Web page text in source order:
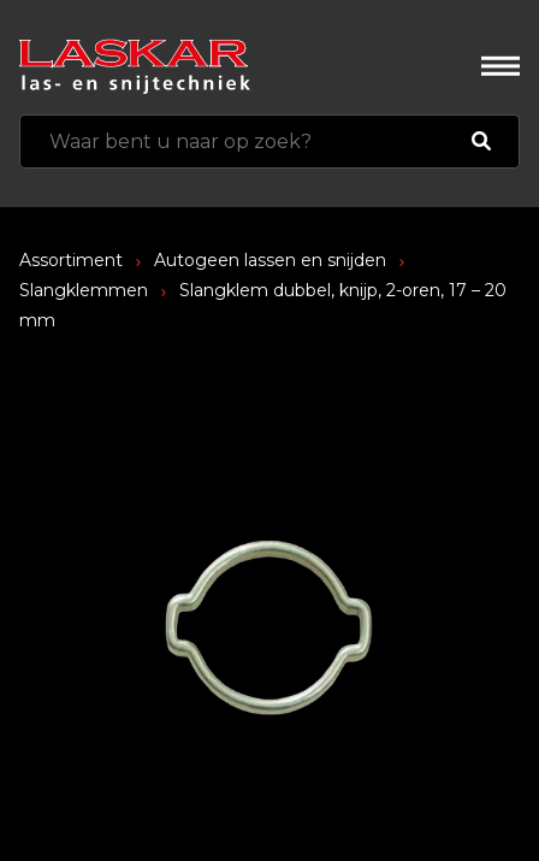
Assortiment
Autogeen lassen en snijden
Slangklemmen
Slangklem dubbel, knijp, 2-oren, 17 – 20
mm